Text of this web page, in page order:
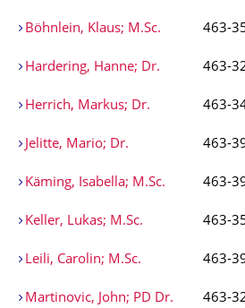
Böhnlein, Klaus; M.Sc. 463-
Hardering, Hanne; Dr. 463-
Herrich, Markus; Dr. 463-
Jelitte, Mario; Dr. 463-
Käming, Isabella; M.Sc. 463-
Keller, Lukas; M.Sc. 463-
Leili, Carolin; M.Sc. 463-
Martinovic, John; PD Dr.
463-